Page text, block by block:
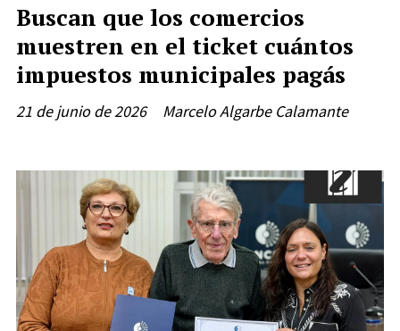
Buscan que los comercios
muestren en el ticket cuántos
impuestos municipales pagás
Marcelo Algarbe Calamante
21 de junio de 2026